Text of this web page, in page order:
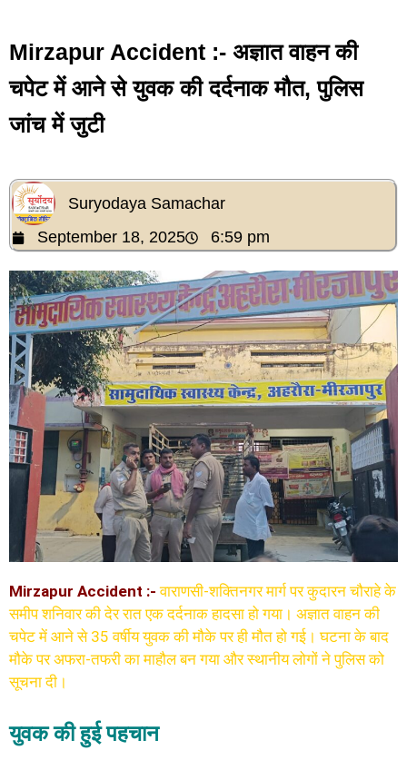
Mirzapur Accident :- अज्ञात वाहन की
चपेट में आने से युवक की दर्दनाक मौत, पुलिस
जांच में जुटी
Suryodaya Samachar
September 18, 2025
6:59 pm
Mirzapur Accident :- वाराणसी-शक्तिनगर मार्ग पर कुदारन चौराहे के
समीप शनिवार की देर रात एक दर्दनाक हादसा हो गया। अज्ञात वाहन की
चपेट में आने से 35 वर्षीय युवक की मौके पर ही मौत हो गई। घटना के बाद
मौके पर अफरा-तफरी का माहौल बन गया और स्थानीय लोगों ने पुलिस को
सूचना दी।
युवक की हुई पहचान